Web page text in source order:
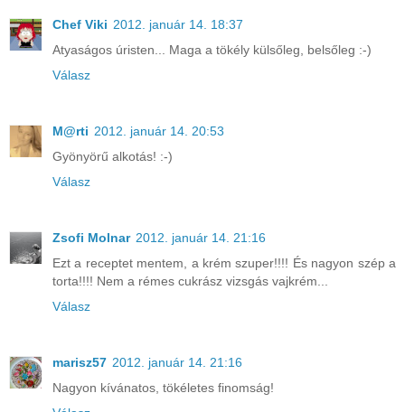
Chef Viki 2012. január 14. 18:37
Atyaságos úristen... Maga a tökély külsőleg, belsőleg :-)
Válasz
M@rti 2012. január 14. 20:53
Gyönyörű alkotás! :-)
Válasz
Zsofi Molnar 2012. január 14. 21:16
Ezt a receptet mentem, a krém szuper!!!! És nagyon szép a
torta!!!! Nem a rémes cukrász vizsgás vajkrém...
Válasz
marisz57 2012. január 14. 21:16
Nagyon kívánatos, tökéletes finomság!